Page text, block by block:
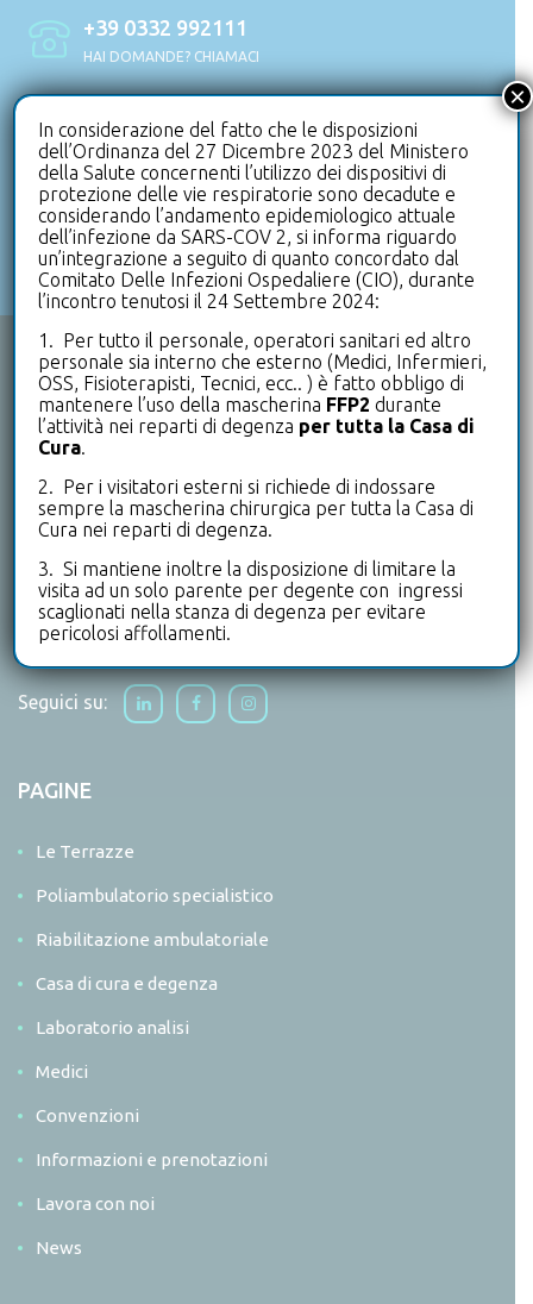
+39 0332 992111
HAI DOMANDE? CHIAMACI
info@clinicaleterrazze.com
HAI BISOGNO DI SUPPORTO? SCRIVICI
+39 0332 992500
UFFICIO PRENOTAZIONI
CHI SIAMO
Le Terrazze è un punto di riferimento a livello nazionale
per tutto ciò che riguarda la riabilitazione in degenza e
ambulatoriale.
Un primato di eccellenza che si ritrova anche
nei servizi di assistenza alla persona che offre.
Scopri di più
Seguici su:
PAGINE
Le Terrazze
Poliambulatorio specialistico
Riabilitazione ambulatoriale
Casa di cura e degenza
Laboratorio analisi
Medici
Convenzioni
Informazioni e prenotazioni
Lavora con noi
News
In considerazione del fatto che le disposizioni
dell’Ordinanza del 27 Dicembre 2023 del Ministero
della Salute concernenti l’utilizzo dei dispositivi di
protezione delle vie respiratorie sono decadute e
considerando l’andamento epidemiologico attuale
dell’infezione da SARS-COV 2, si informa riguardo
un’integrazione a seguito di quanto concordato dal
Comitato Delle Infezioni Ospedaliere (CIO), durante
l’incontro tenutosi il 24 Settembre 2024:
1. Per tutto il personale, operatori sanitari ed altro
personale sia interno che esterno (Medici, Infermieri,
OSS, Fisioterapisti, Tecnici, ecc.. ) è fatto obbligo di
mantenere l’uso della mascherina FFP2 durante
l’attività nei reparti di degenza per tutta la Casa di
Cura.
2. Per i visitatori esterni si richiede di indossare
sempre la mascherina chirurgica per tutta la Casa di
Cura nei reparti di degenza.
3. Si mantiene inoltre la disposizione di limitare la
visita ad un solo parente per degente con ingressi
scaglionati nella stanza di degenza per evitare
pericolosi affollamenti.
×